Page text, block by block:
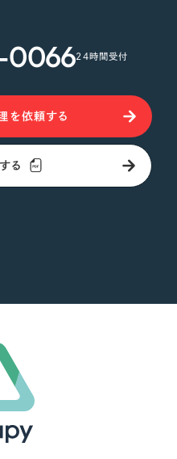
006624時間受付
を依頼する
る